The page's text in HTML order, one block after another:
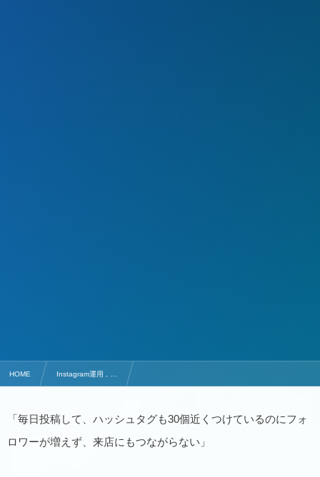
HOME Instagram運用 , …
「毎日投稿して、ハッシュタグも30個近くつけているのにフォ
ロワーが増えず、来店にもつながらない」